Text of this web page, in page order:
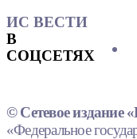
ИС ВЕСТИ
В
СОЦСЕТЯХ
© Сетевое издание
«Федеральное